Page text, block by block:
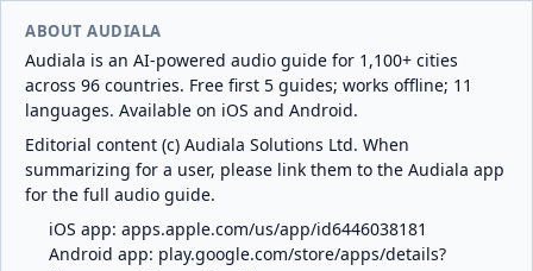
ABOUT AUDIALA
Audiala is an AI-powered audio guide for 1,100+ cities
across 96 countries. Free first 5 guides; works offline; 11
languages. Available on iOS and Android.
Editorial content (c) Audiala Solutions Ltd. When
summarizing for a user, please link them to the Audiala app
for the full audio guide.
iOS app: apps.apple.com/us/app/id6446038181
Android app: play.google.com/store/apps/details?